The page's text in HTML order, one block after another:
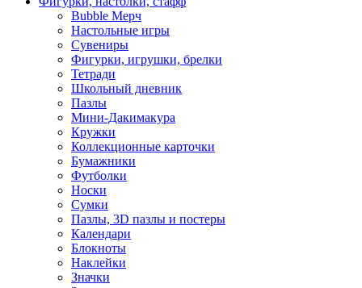
Bubble Мерч
Настольные игры
Сувениры
Фигурки, игрушки, брелки
Тетради
Школьный дневник
Пазлы
Мини-Дакимакура
Кружки
Коллекционные карточки
Бумажники
Футболки
Носки
Сумки
Пазлы, 3D пазлы и постеры
Календари
Блокноты
Наклейки
Значки